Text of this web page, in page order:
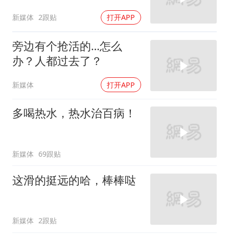
新媒体 2跟贴 打开APP
旁边有个抢活的…怎么
办？人都过去了？
新媒体 打开APP
多喝热水，热水治百病！
新媒体 69跟贴
这滑的挺远的哈，棒棒哒
新媒体 2跟贴